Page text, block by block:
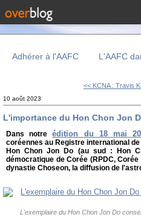
Adhérer à l'AAFC L'AAFC
<< KCNA : Travis
10 août 2023
L'importance du Hon Chon Jon
Dans notreédition du 18 mai
coréennes au Registre international
Hon Chon Jon Do (au sud : Hon
démocratique de Corée (RPDC,
dynastie Choseon, la diffusion de
L'exemplaire du Hon Chon Jon Do